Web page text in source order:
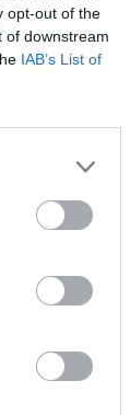
opt-out of the
of downstream
IAB’s List of